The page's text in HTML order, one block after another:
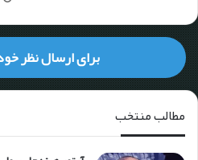
برای ارسال نظر
مطالب منتخب